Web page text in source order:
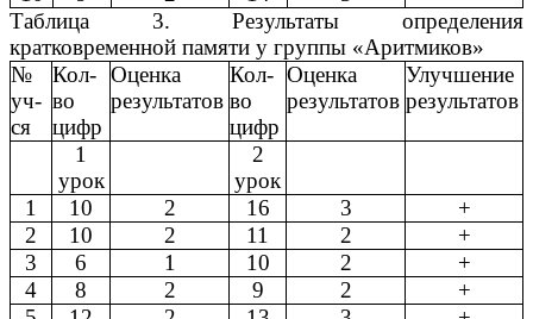
Таблица 3. Результаты определения
кратковременной памяти у группы «Аритмиков»
№
уч-
ся
Кол-
во
цифр
Оценка
результатов
Кол-
во
цифр
Оценка
результатов
Улучшение
результатов
1
урок
2
урок
1
10 2 16 3
+
2
10 2 11 2
+
3
6 1 10 2
+
4
8 2 9 2
+